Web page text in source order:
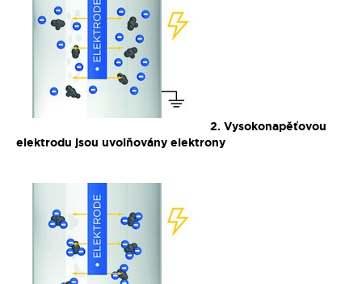
2. Vysokonapěťovou
elektrodu jsou uvolňovány elektrony